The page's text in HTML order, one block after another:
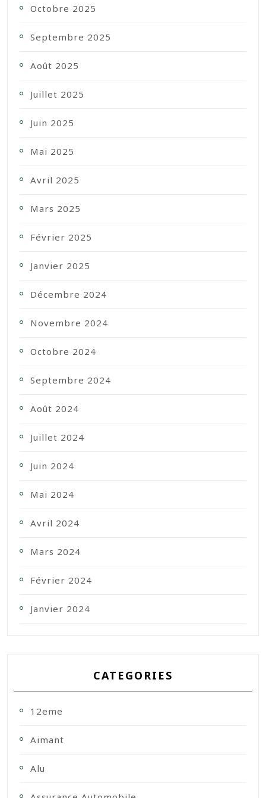
Octobre 2025
Septembre 2025
Août 2025
Juillet 2025
Juin 2025
Mai 2025
Avril 2025
Mars 2025
Février 2025
Janvier 2025
Décembre 2024
Novembre 2024
Octobre 2024
Septembre 2024
Août 2024
Juillet 2024
Juin 2024
Mai 2024
Avril 2024
Mars 2024
Février 2024
Janvier 2024
CATEGORIES
12eme
Aimant
Alu